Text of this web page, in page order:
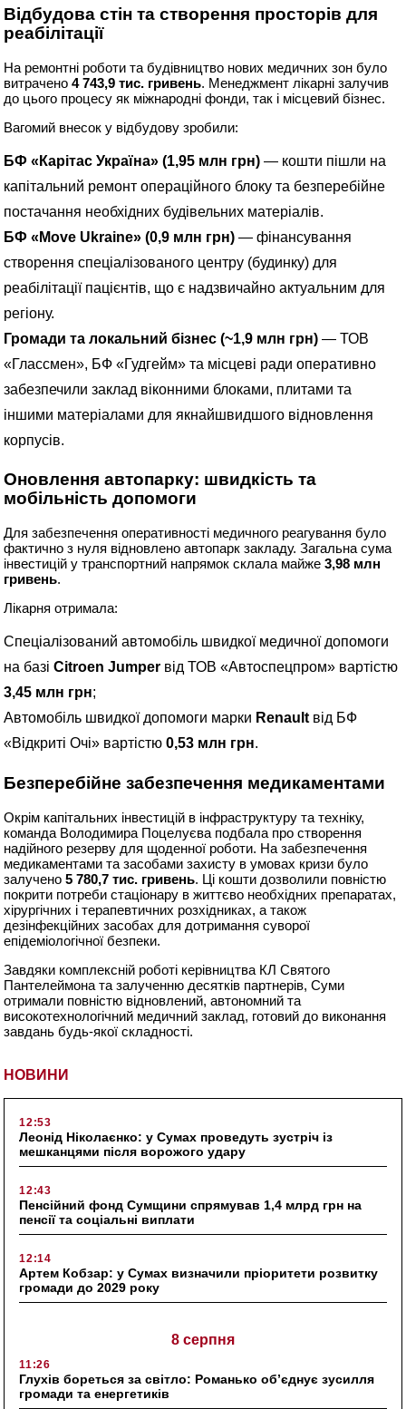
НОВИНИ
12:53
Леонід Ніколаєнко: у Сумах проведуть зустріч із
мешканцями після ворожого удару
12:43
Пенсійний фонд Сумщини спрямував 1,4 млрд грн на
пенсії та соціальні виплати
12:14
Артем Кобзар: у Сумах визначили пріоритети розвитку
громади до 2029 року
8 серпня
11:26
Глухів бореться за світло: Романько об’єднує зусилля
громади та енергетиків
Відбудова стін та створення просторів для
реабілітації
На ремонтні роботи та будівництво нових медичних зон було
витрачено4 743,9 тис. гривень. Менеджмент лікарні залучив
до цього процесу як міжнародні фонди, так і місцевий бізнес.
Вагомий внесок у відбудову зробили:
БФ «Карітас Україна» (1,95 млн грн) — кошти пішли на
капітальний ремонт операційного блоку та безперебійне
постачання необхідних будівельних матеріалів.
БФ «Move Ukraine» (0,9 млн грн) — фінансування
створення спеціалізованого центру (будинку) для
реабілітації пацієнтів, що є надзвичайно актуальним для
регіону.
Громади та локальний бізнес (~1,9 млн грн) — ТОВ
«Глассмен», БФ «Гудгейм» та місцеві ради оперативно
забезпечили заклад віконними блоками, плитами та
іншими матеріалами для якнайшвидшого відновлення
корпусів.
Оновлення автопарку: швидкість та
мобільність допомоги
Для забезпечення оперативності медичного реагування було
фактично з нуля відновлено автопарк закладу. Загальна сума
інвестицій у транспортний напрямок склала майже3,98 млн
гривень.
Лікарня отримала:
Спеціалізований автомобіль швидкої медичної допомоги
на базіCitroen Jumper від ТОВ «Автоспецпром» вартістю
3,45 млн грн;
Автомобіль швидкої допомоги марки Renault від БФ
«Відкриті Очі» вартістю0,53 млн грн.
Безперебійне забезпечення медикаментами
Окрім капітальних інвестицій в інфраструктуру та техніку,
команда Володимира Поцелуєва подбала про створення
надійного резерву для щоденної роботи. На забезпечення
медикаментами та засобами захисту в умовах кризи було
залучено5 780,7 тис. гривень. Ці кошти дозволили повністю
покрити потреби стаціонару в життєво необхідних препаратах,
хірургічних і терапевтичних розхідниках, а також
дезінфекційних засобах для дотримання суворої
епідеміологічної безпеки.
Завдяки комплексній роботі керівництва КЛ Святого
Пантелеймона та залученню десятків партнерів, Суми
отримали повністю відновлений, автономний та
високотехнологічний медичний заклад, готовий до виконання
завдань будь-якої складності.